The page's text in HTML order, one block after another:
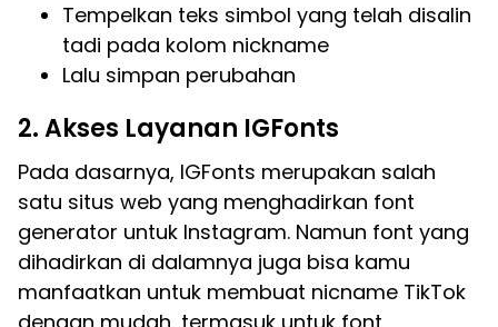
Tempelkan teks simbol yang telah disalin
tadi pada kolom nickname
Lalu simpan perubahan
2. Akses Layanan IGFonts
Pada dasarnya, IGFonts merupakan salah
satu situs web yang menghadirkan font
generator untuk Instagram. Namun font yang
dihadirkan di dalamnya juga bisa kamu
manfaatkan untuk membuat nicname TikTok